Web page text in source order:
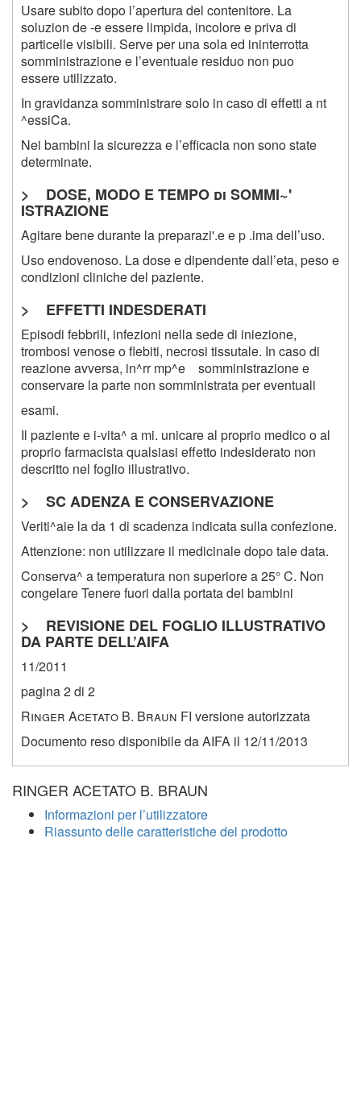
Usare subito dopo l’apertura del contenitore. La
soluzion de -e essere limpida, incolore e priva di
particelle visibili. Serve per una sola ed ininterrotta
somministrazione e l’eventuale residuo non puo
essere utilizzato.
In gravidanza somministrare solo in caso di effetti a nt
^essiCa.
Nei bambini la sicurezza e l’efficacia non sono state
determinate.
> DOSE, MODO E TEMPO di SOMMI~'
ISTRAZIONE
Agitare bene durante la preparazi'.e e p .ima dell’uso.
Uso endovenoso. La dose e dipendente dall’eta, peso e
condizioni cliniche del paziente.
> EFFETTI INDESDERATI
Episodi febbrili, infezioni nella sede di iniezione,
trombosi venose o flebiti, necrosi tissutale. In caso di
reazione avversa, in^rr mp^e somministrazione e
conservare la parte non somministrata per eventuali
esami.
Il paziente e i-vita^ a mi. unicare al proprio medico o al
proprio farmacista qualsiasi effetto indesiderato non
descritto nel foglio illustrativo.
> SC ADENZA E CONSERVAZIONE
Veriti^aie la da 1 di scadenza indicata sulla confezione.
Attenzione: non utilizzare il medicinale dopo tale data.
Conserva^ a temperatura non superiore a 25° C. Non
congelare Tenere fuori dalla portata dei bambini
> REVISIONE DEL FOGLIO ILLUSTRATIVO
DA PARTE DELL’AIFA
11/2011
pagina 2 di 2
Ringer Acetato B. Braun FI versione autorizzata
Documento reso disponibile da AIFA il 12/11/2013
RINGER ACETATO B. BRAUN
Informazioni per l’utilizzatore
Riassunto delle caratteristiche del prodotto